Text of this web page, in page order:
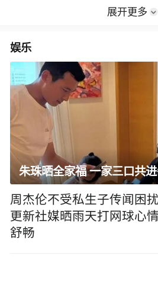
展开更多
娱乐
朱珠晒全家福 一家三口共
周杰伦不受私生子传闻困扰
更新社媒晒雨天打网球心情
舒畅